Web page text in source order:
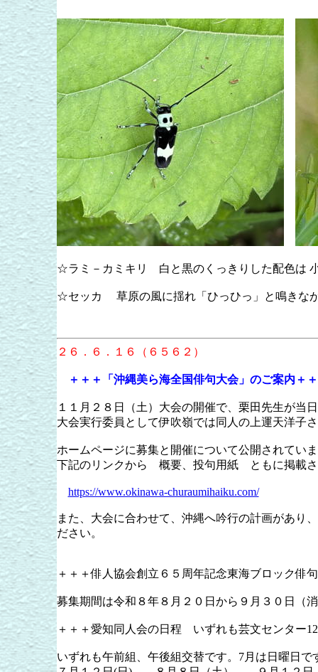
☆ラミ－カミキリ 白と黒のくっきりした配色は
☆セッカ 草原の風に揺れ「ひっひっ」と鳴きな
玉井美
２６．６．１６（６５６２）
＋＋＋「沖縄美ら海全国俳句大会」のご案内＋
１１月２８日（土）大会の開催で、栗田先生が当
大会実行委員として伊吹嶺では同人の上運天洋
ホームページに募集と開催について公開されてい
下記のリンクから 概要、投句用紙 ともに掲載さ
https://www.okinawa-churaumihaiku.com/
また、大会に合わせて、沖縄へ吟行の計画があり
ださい。
＋＋＋俳人協会創立６５周年記念東海ブロック俳
募集期間は令和８年８月２０日から９月３０日（
＋＋＋愛知同人会の日程 いずれも芸文センター
いずれも午前組、午後組交替です。7月は日曜日